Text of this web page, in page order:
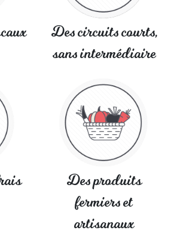
Des circuits courts,
sans intermédiaire
Des produits
fermiers et
artisanaux